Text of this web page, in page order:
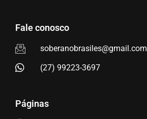
Fale conosco
soberanobrasiles@gmail.com
(27) 99223-3697
Páginas